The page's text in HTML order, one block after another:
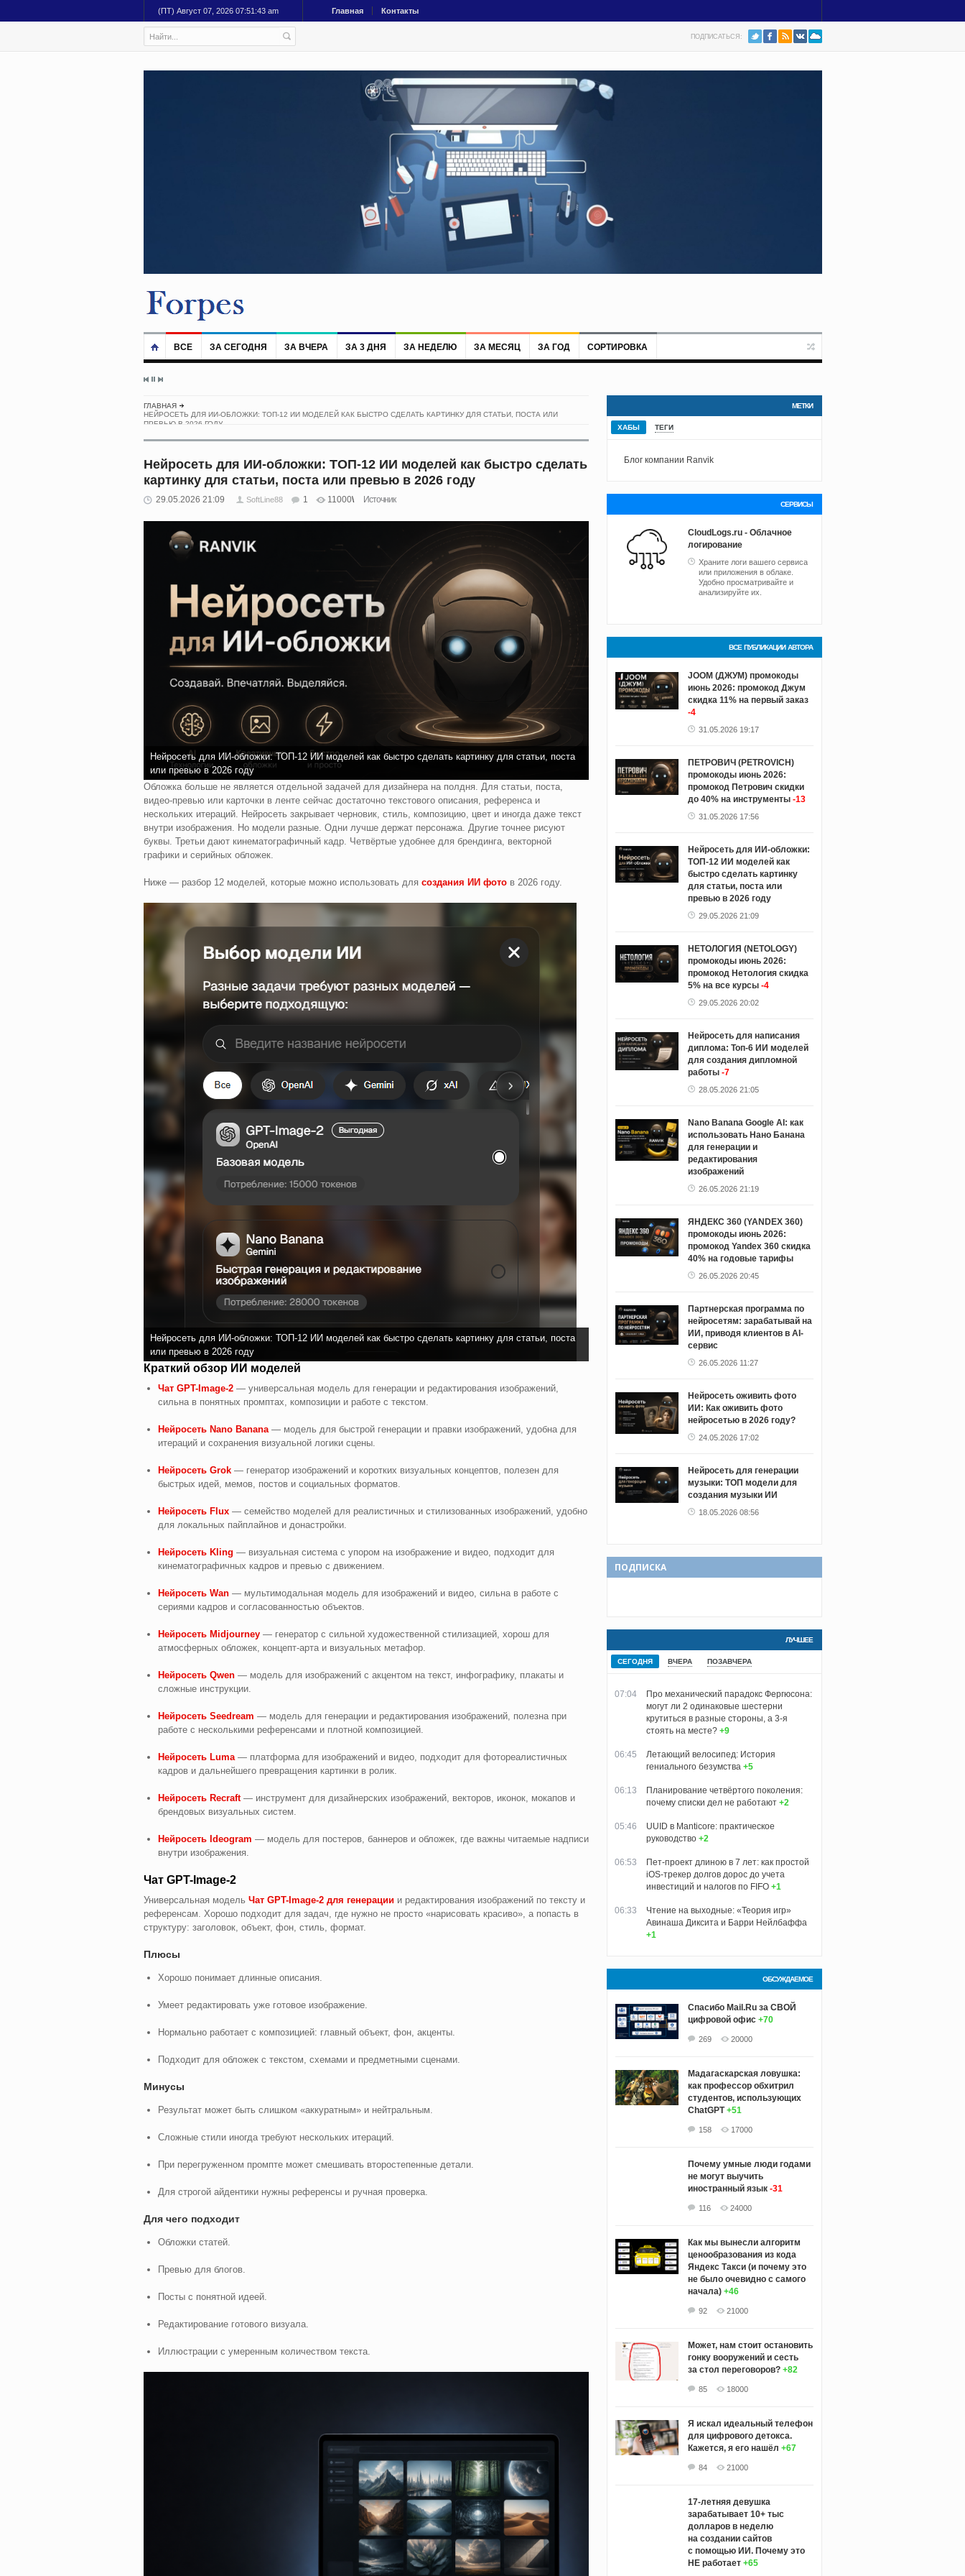
(ПТ) Август 07, 2026 07:51:44 am Главная Контакты
ПОДПИСАТЬСЯ:
ВСЕ ЗА СЕГОДНЯ ЗА ВЧЕРА ЗА 3 ДНЯ ЗА НЕДЕЛЮ ЗА МЕСЯЦ ЗА ГОД СОРТИРОВКА
ГЛАВНАЯ
НЕЙРОСЕТЬ ДЛЯ ИИ-ОБЛОЖКИ: ТОП-12 ИИ МОДЕЛЕЙ КАК БЫСТРО СДЕЛАТЬ КАРТИНКУ ДЛЯ СТАТЬИ, ПОСТА ИЛИ
ПРЕВЬЮ В 2026 ГОДУ
Нейросеть для ИИ-обложки: ТОП-12 ИИ моделей как быстро сделать
картинку для статьи, поста или превью в 2026 году
29.05.2026 21:09 SoftLine88 1 11000 Источник
Нейросеть для ИИ-обложки: ТОП-12 ИИ моделей как быстро сделать картинку для статьи, поста
или превью в 2026 году
Обложка больше не является отдельной задачей для дизайнера на полдня. Для статьи, поста,
видео-превью или карточки в ленте сейчас достаточно текстового описания, референса и
нескольких итераций. Нейросеть закрывает черновик, стиль, композицию, цвет и иногда даже текст
внутри изображения. Но модели разные. Одни лучше держат персонажа. Другие точнее рисуют
буквы. Третьи дают кинематографичный кадр. Четвёртые удобнее для брендинга, векторной
графики и серийных обложек.
Ниже — разбор 12 моделей, которые можно использовать для создания ИИ фото в 2026 году.
Нейросеть для ИИ-обложки: ТОП-12 ИИ моделей как быстро сделать картинку для статьи, поста
или превью в 2026 году
Краткий обзор ИИ моделей
Чат GPT-Image-2— универсальная модель для генерации и редактирования изображений,
сильна в понятных промптах, композиции и работе с текстом.
Нейросеть Nano Banana— модель для быстрой генерации и правки изображений, удобна для
итераций и сохранения визуальной логики сцены.
Нейросеть Grok— генератор изображений и коротких визуальных концептов, полезен для
быстрых идей, мемов, постов и социальных форматов.
Нейросеть Flux — семейство моделей для реалистичных и стилизованных изображений, удобно
для локальных пайплайнов и донастройки.
Нейросеть Kling — визуальная система с упором на изображение и видео, подходит для
кинематографичных кадров и превью с движением.
Нейросеть Wan— мультимодальная модель для изображений и видео, сильна в работе с
сериями кадров и согласованностью объектов.
Нейросеть Midjourney— генератор с сильной художественной стилизацией, хорош для
атмосферных обложек, концепт-арта и визуальных метафор.
Нейросеть Qwen— модель для изображений с акцентом на текст, инфографику, плакаты и
сложные инструкции.
Нейросеть Seedream — модель для генерации и редактирования изображений, полезна при
работе с несколькими референсами и плотной композицией.
Нейросеть Luma— платформа для изображений и видео, подходит для фотореалистичных
кадров и дальнейшего превращения картинки в ролик.
Нейросеть Recraft — инструмент для дизайнерских изображений, векторов, иконок, мокапов и
брендовых визуальных систем.
Нейросеть Ideogram — модель для постеров, баннеров и обложек, где важны читаемые надписи
внутри изображения.
Чат GPT-Image-2
Универсальная модель Чат GPT-Image-2 для генерациии редактирования изображений по тексту и
референсам. Хорошо подходит для задач, где нужно не просто «нарисовать красиво», а попасть в
структуру: заголовок, объект, фон, стиль, формат.
Плюсы
Хорошо понимает длинные описания.
Умеет редактировать уже готовое изображение.
Нормально работает с композицией: главный объект, фон, акценты.
Подходит для обложек с текстом, схемами и предметными сценами.
Минусы
Результат может быть слишком «аккуратным» и нейтральным.
Сложные стили иногда требуют нескольких итераций.
При перегруженном промпте может смешивать второстепенные детали.
Для строгой айдентики нужны референсы и ручная проверка.
Для чего подходит
Обложки статей.
Превью для блогов.
Посты с понятной идеей.
Редактирование готового визуала.
Иллюстрации с умеренным количеством текста.
МЕТКИ
ХАБЫ ТЕГИ
Блог компании Ranvik
СЕРВИСЫ
CloudLogs.ru - Облачное
логирование
Храните логи вашего сервиса
или приложения в облаке.
Удобно просматривайте и
анализируйте их.
ВСЕ ПУБЛИКАЦИИ АВТОРА
JOOM (ДЖУМ) промокоды
июнь 2026: промокод Джум
скидка 11% на первый заказ
-4
31.05.2026 19:17
ПЕТРОВИЧ (PETROVICH)
промокоды июнь 2026:
промокод Петрович скидки
до 40% на инструменты -13
31.05.2026 17:56
Нейросеть для ИИ-обложки:
ТОП-12 ИИ моделей как
быстро сделать картинку
для статьи, поста или
превью в 2026 году
29.05.2026 21:09
НЕТОЛОГИЯ (NETOLOGY)
промокоды июнь 2026:
промокод Нетология скидка
5% на все курсы -4
29.05.2026 20:02
Нейросеть для написания
диплома: Топ-6 ИИ моделей
для создания дипломной
работы -7
28.05.2026 21:05
Nano Banana Google AI: как
использовать Нано Банана
для генерации и
редактирования
изображений
26.05.2026 21:19
ЯНДЕКС 360 (YANDEX 360)
промокоды июнь 2026:
промокод Yandex 360 скидка
40% на годовые тарифы
26.05.2026 20:45
Партнерская программа по
нейросетям: зарабатывай на
ИИ, приводя клиентов в AI-
сервис
26.05.2026 11:27
Нейросеть оживить фото
ИИ: Как оживить фото
нейросетью в 2026 году?
24.05.2026 17:02
Нейросеть для генерации
музыки: ТОП модели для
создания музыки ИИ
18.05.2026 08:56
ПОДПИСКА
ЛУЧШЕЕ
СЕГОДНЯ ВЧЕРА ПОЗАВЧЕРА
07:04
Про механический парадокс Фергюсона:
могут ли 2 одинаковые шестерни
крутиться в разные стороны, а 3-я
стоять на месте? +9
06:45
Летающий велосипед: История
гениального безумства +5
06:13
Планирование четвёртого поколения:
почему списки дел не работают +2
05:46
UUID в Manticore: практическое
руководство +2
06:53
Пет-проект длиною в 7 лет: как простой
iOS-трекер долгов дорос до учета
инвестиций и налогов по FIFO +1
06:33
Чтение на выходные: «Теория игр»
Авинаша Диксита и Барри Нейлбаффа
+1
ОБСУЖДАЕМОЕ
Спасибо Mail.Ru за СВОЙ
цифровой офис +70
269 20000
Мадагаскарская ловушка:
как профессор обхитрил
студентов, использующих
ChatGPT +51
158 17000
Почему умные люди годами
не могут выучить
иностранный язык -31
116 24000
Как мы вынесли алгоритм
ценообразования из кода
Яндекс Такси (и почему это
не было очевидно с самого
начала) +46
92 21000
Может, нам стоит остановить
гонку вооружений и сесть
за стол переговоров? +82
85 18000
Я искал идеальный телефон
для цифрового детокса.
Кажется, я его нашёл +67
84 21000
17-летняя девушка
зарабатывает 10+ тыс
долларов в неделю
на создании сайтов
с помощью ИИ. Почему это
НЕ работает +65